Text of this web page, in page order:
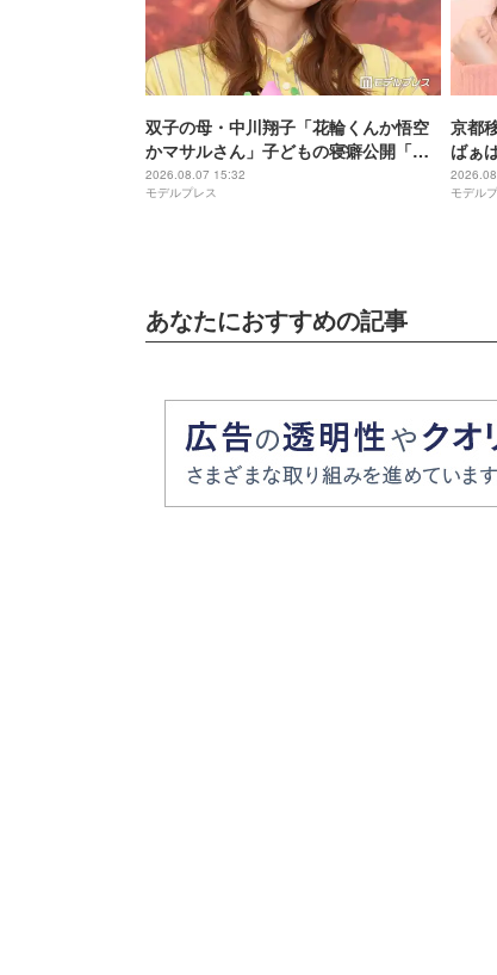
双子の母・中川翔子「花輪くんか悟空
かマサルさん」子どもの寝癖公開「芸
術的」「クセが強い」と反響
2026.08.07 15:32
モデルプレス
京都
ばぁ
「ア
り焼
モデル
あなたにおすすめの記事